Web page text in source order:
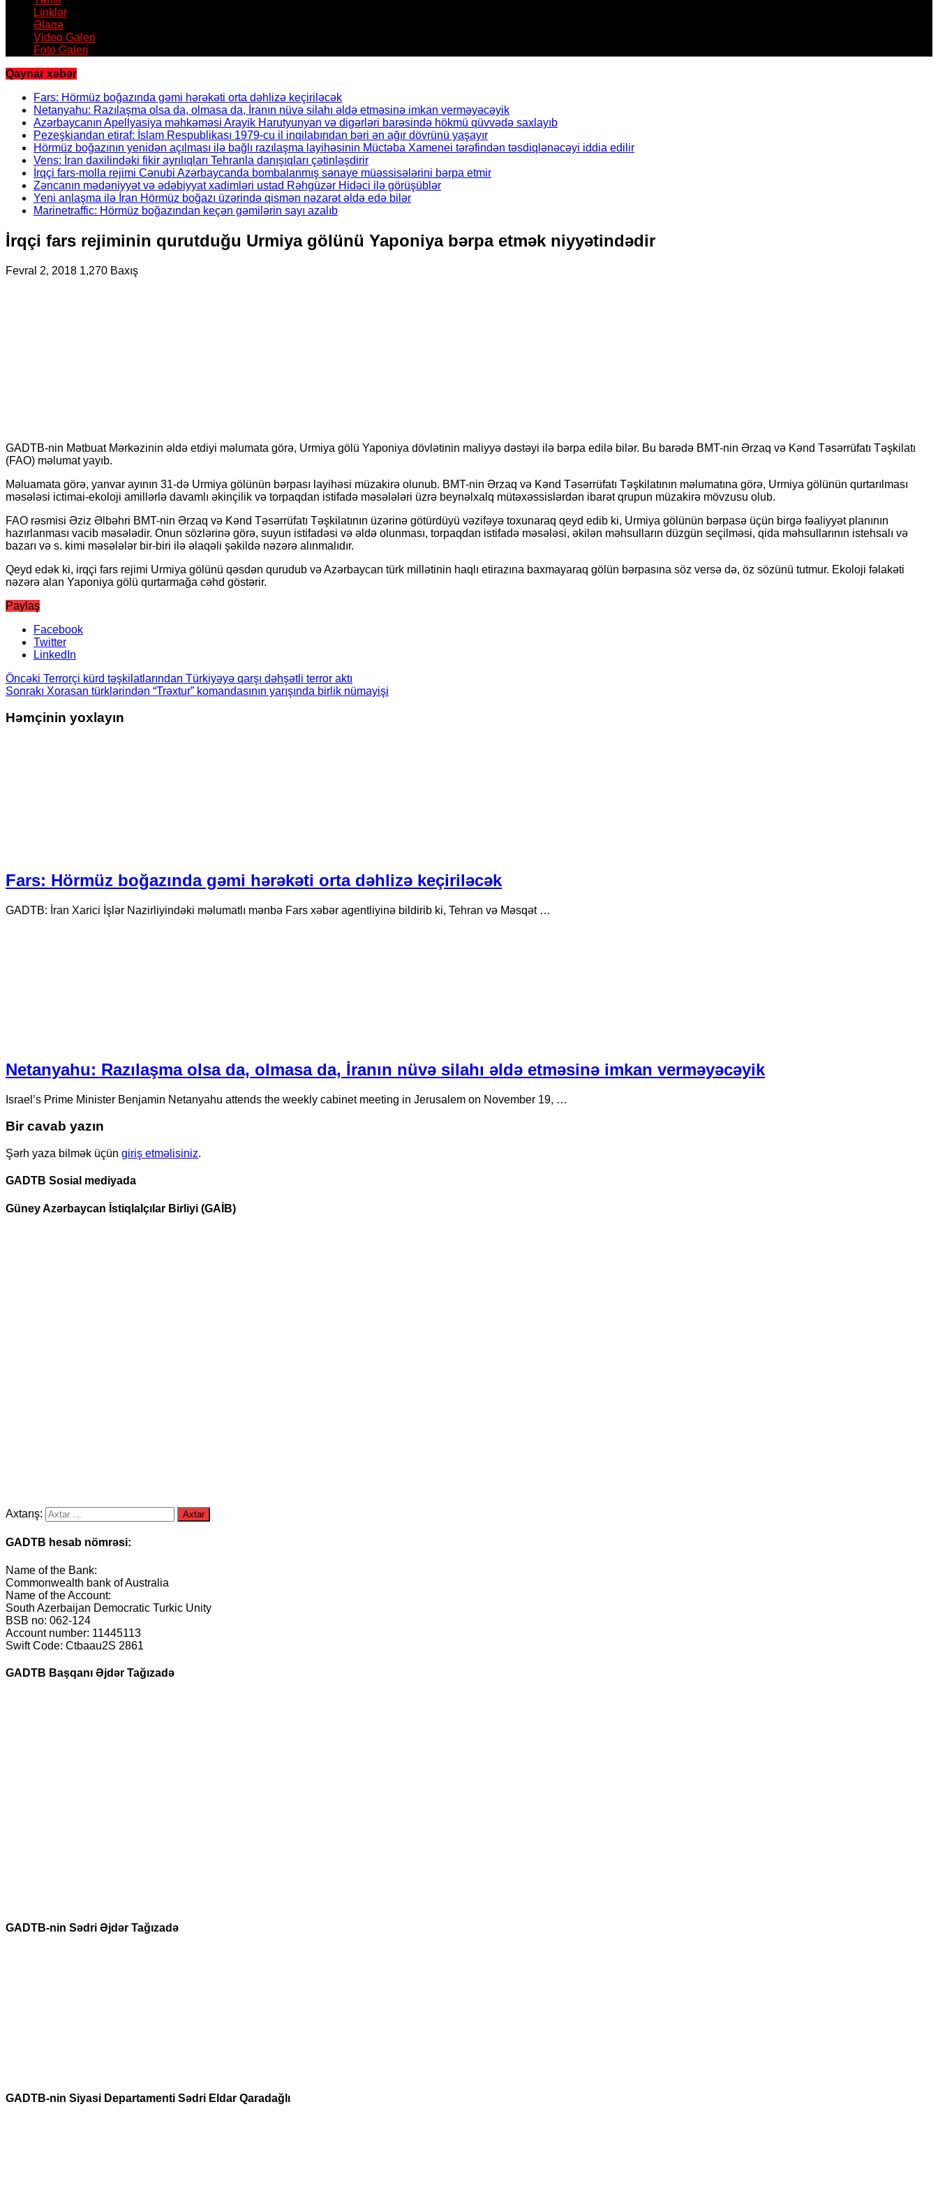
Linklər
Əlaqə
Video Galeri
Foto Galeri
Qaynar xəbər
Fars: Hörmüz boğazında gəmi hərəkəti orta dəhlizə keçiriləcək
Netanyahu: Razılaşma olsa da, olmasa da, İranın nüvə silahı əldə etməsinə imkan verməyəcəyik
Azərbaycanın Apellyasiya məhkəməsi Arayik Harutyunyan və digərləri barəsində hökmü qüvvədə saxlayıb
Pezeşkiandan etiraf: İslam Respublikası 1979-cu il inqilabından bəri ən ağır dövrünü yaşayır
Hörmüz boğazının yenidən açılması ilə bağlı razılaşma layihəsinin Müctəba Xamenei tərəfindən təsdiqlənəcəyi iddia edilir
Vens: İran daxilindəki fikir ayrılıqları Tehranla danışıqları çətinləşdirir
İrqçi fars-molla rejimi Cənubi Azərbaycanda bombalanmış sənaye müəssisələrini bərpa etmir
Zəncanın mədəniyyət və ədəbiyyat xadimləri ustad Rəhgüzər Hidəci ilə görüşüblər
Yeni anlaşma ilə İran Hörmüz boğazı üzərində qismən nəzarət əldə edə bilər
Marinetraffic: Hörmüz boğazından keçən gəmilərin sayı azalıb
İrqçi fars rejiminin qurutduğu Urmiya gölünü Yaponiya bərpa etmək niyyətindədir
Fevral 2, 2018 1,270 Baxış
GADTB-nin Mətbuat Mərkəzinin əldə etdiyi məlumata görə, Urmiya gölü Yaponiya dövlətinin maliyyə dəstəyi ilə bərpa edilə bilər. Bu barədə BMT-nin Ərzaq və Kənd Təsərrüfatı Təşkilatı
(FAO) məlumat yayıb.
Məluamata görə, yanvar ayının 31-də Urmiya gölünün bərpası layihəsi müzakirə olunub. BMT-nin Ərzaq və Kənd Təsərrüfatı Təşkilatının məlumatına görə, Urmiya gölünün qurtarılması
məsələsi ictimai-ekoloji amillərlə davamlı əkinçilik və torpaqdan istifadə məsələləri üzrə beynəlxalq mütəxəssislərdən ibarət qrupun müzakirə mövzusu olub.
FAO rəsmisi Əziz Əlbəhri BMT-nin Ərzaq və Kənd Təsərrüfatı Təşkilatının üzərinə götürdüyü vəzifəyə toxunaraq qeyd edib ki, Urmiya gölünün bərpasə üçün birgə fəaliyyət planının
hazırlanması vacib məsələdir. Onun sözlərinə görə, suyun istifadəsi və əldə olunması, torpaqdan istifadə məsələsi, əkilən məhsulların düzgün seçilməsi, qida məhsullarının istehsalı və
bazarı və s. kimi məsələlər bir-biri ilə əlaqəli şəkildə nəzərə alınmalıdır.
Qeyd edək ki, irqçi fars rejimi Urmiya gölünü qəsdən qurudub və Azərbaycan türk millətinin haqlı etirazına baxmayaraq gölün bərpasına söz versə də, öz sözünü tutmur. Ekoloji fəlakəti
nəzərə alan Yaponiya gölü qurtarmağa cəhd göstərir.
Paylaş
Facebook
Twitter
LinkedIn
Öncəki Terrorçi kürd təşkilatlarından Türkiyəyə qarşı dəhşətli terror aktı
Sonrakı Xorasan türklərindən “Trəxtur” komandasının yarışında birlik nümayişi
Həmçinin yoxlayın
Fars: Hörmüz boğazında gəmi hərəkəti orta dəhlizə keçiriləcək
GADTB: İran Xarici İşlər Nazirliyindəki məlumatlı mənbə Fars xəbər agentliyinə bildirib ki, Tehran və Məsqət …
Netanyahu: Razılaşma olsa da, olmasa da, İranın nüvə silahı əldə etməsinə imkan verməyəcəyik
Israel’s Prime Minister Benjamin Netanyahu attends the weekly cabinet meeting in Jerusalem on November 19, …
Bir cavab yazın
Şərh yaza bilmək üçün giriş etməlisiniz.
GADTB Sosial mediyada
Güney Azərbaycan İstiqlalçılar Birliyi (GAİB)
Axtarış:
GADTB hesab nömrəsi:
Name of the Bank:
Commonwealth bank of Australia
Name of the Account:
South Azerbaijan Democratic Turkic Unity
BSB no: 062-124
Account number: 11445113
Swift Code: Ctbaau2S 2861
GADTB Başqanı Əjdər Tağızadə
GADTB-nin Sədri Əjdər Tağızadə
GADTB-nin Siyasi Departamenti Sədri Eldar Qaradağlı